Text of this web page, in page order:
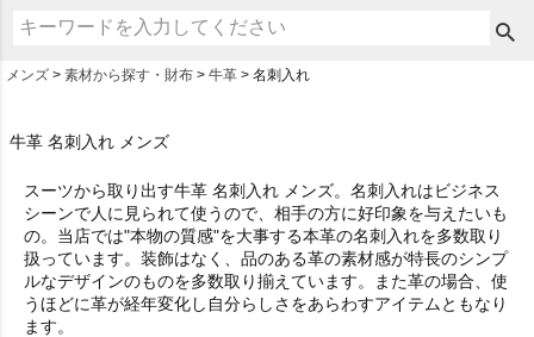
メンズ 素材から探す・財布 牛革 名刺入れ
牛革 名刺入れ メンズ
スーツから取り出す牛革 名刺入れ メンズ。名刺入れはビジネス
シーンで人に見られて使うので、相手の方に好印象を与えたいも
の。当店では"本物の質感"を大事する本革の名刺入れを多数取り
扱っています。装飾はなく、品のある革の素材感が特長のシンプ
ルなデザインのものを多数取り揃えています。また革の場合、使
うほどに革が経年変化し自分らしさをあらわすアイテムともなり
ます。